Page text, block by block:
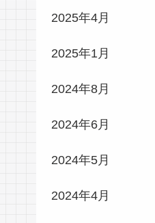
2025年4月
2025年1月
2024年8月
2024年6月
2024年5月
2024年4月